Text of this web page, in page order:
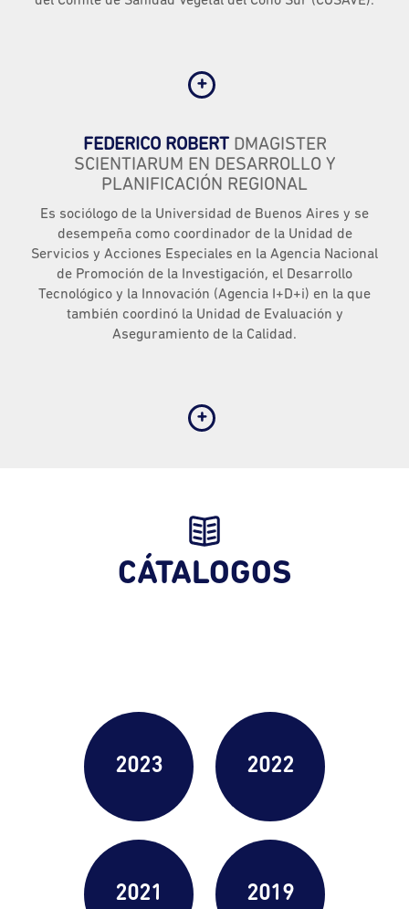
FEDERICO ROBERT DMAGISTER
SCIENTIARUM EN DESARROLLO Y
PLANIFICACIÓN REGIONAL
Es sociólogo de la Universidad de Buenos Aires y se
desempeña como coordinador de la Unidad de
Servicios y Acciones Especiales en la Agencia Nacional
de Promoción de la Investigación, el Desarrollo
Tecnológico y la Innovación (Agencia I+D+i) en la que
también coordinó la Unidad de Evaluación y
Aseguramiento de la Calidad.
CÁTALOGOS
2023 2022
2021 2019